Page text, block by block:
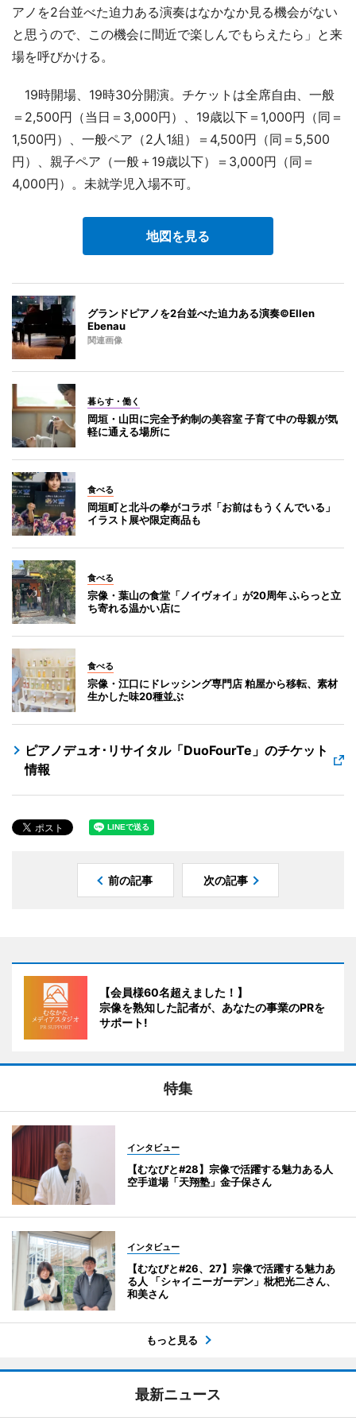
アノを2台並べた迫力ある演奏はなかなか見る機会がない
と思うので、この機会に間近で楽しんでもらえたら」と来
場を呼びかける。
19時開場、19時30分開演。チケットは全席自由、一般
＝2,500円（当日＝3,000円）、19歳以下＝1,000円（同＝
1,500円）、一般ペア（2人1組）＝4,500円（同＝5,500
円）、親子ペア（一般＋19歳以下）＝3,000円（同＝
4,000円）。未就学児入場不可。
地図を見る
グランドピアノを2台並べた迫力ある演奏©Ellen
Ebenau
関連画像
暮らす・働く
岡垣・山田に完全予約制の美容室 子育て中の母親が気
軽に通える場所に
食べる
岡垣町と北斗の拳がコラボ「お前はもうくんでいる」
イラスト展や限定商品も
食べる
宗像・葉山の食堂「ノイヴォイ」が20周年 ふらっと立
ち寄れる温かい店に
食べる
宗像・江口にドレッシング専門店 粕屋から移転、素材
生かした味20種並ぶ
ピアノデュオ･リサイタル「DuoFourTe」のチケット
情報
前の記事 次の記事
【会員様60名超えました！】
宗像を熟知した記者が、あなたの事業のPRを
サポート!
特集
インタビュー
【むなびと#28】宗像で活躍する魅力ある人
空手道場「天翔塾」金子保さん
インタビュー
【むなびと#26、27】宗像で活躍する魅力あ
る人 「シャイニーガーデン」枇杷光二さん、
和美さん
もっと見る
最新ニュース